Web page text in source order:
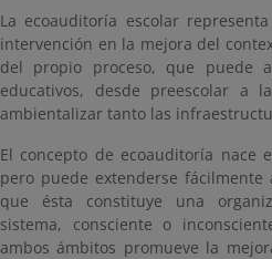
La ecoauditoría escolar
intervención en la mejora del
del propio proceso, que puede
educativos, desde preescolar a
ambientalizar tanto las
El concepto de ecoauditoría nace
pero puede extenderse
que ésta constituye una
sistema, consciente o
ambos ámbitos promueve la